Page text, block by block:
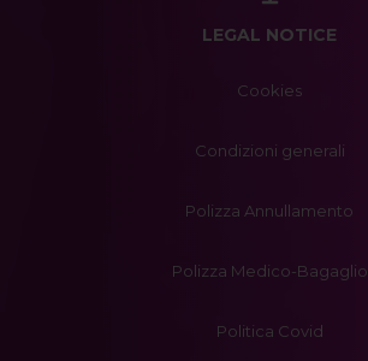
LEGAL NOTICE
Cookies
Condizioni generali
Polizza Annullamento
Polizza Medico-Bagaglio
Politica Covid